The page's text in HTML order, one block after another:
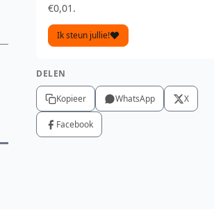
€0,01.
Ik steun jullie!
DELEN
Kopieer WhatsApp X
Facebook